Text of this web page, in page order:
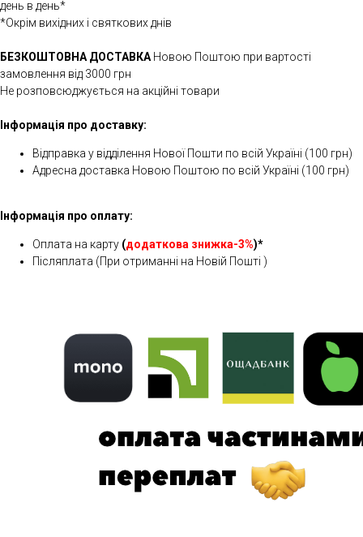
день в день*
*Окрім вихідних і святкових днів
БЕЗКОШТОВНА ДОСТАВКАНовою Поштою при вартості
замовлення від 3000 грн
Не розповсюджується на акційні товари
Інформація про доставку:
Відправка у відділення Нової Пошти по всій Україні (100 грн)
Адресна доставка Новою Поштою по всій Україні (100 грн)
Інформація про оплату:
Оплата на карту (додаткова знижка-3%)*
Післяплата (При отриманні на Новій Пошті )